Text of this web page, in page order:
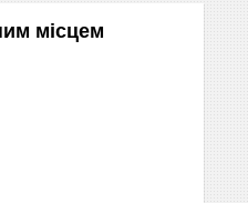
місцем